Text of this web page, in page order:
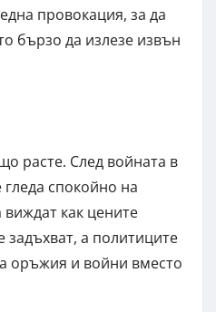
провокация, за да
бързо да излезе извън
расте. След войната в
спокойно на
как цените
задъхват, а политиците
оръжия и войни вместо